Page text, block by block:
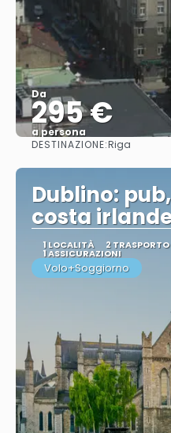
Da
295 €
a persona
DESTINAZIONE:Riga
Dublino:
costa
1 LOCALITÀ 2 TRASPORTO
1 ASSICURAZIONI
Volo+Soggiorno